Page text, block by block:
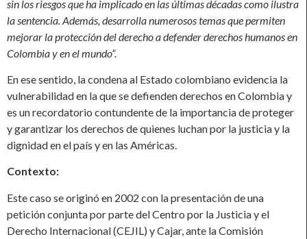
sin los riesgos que ha implicado en las últimas décadas como ilustra
la sentencia. Además, desarrolla numerosos temas que permiten
mejorar la protección del derecho a defender derechos humanos en
Colombia y en el mundo”.
En ese sentido, la condena al Estado colombiano evidencia la
vulnerabilidad en la que se defienden derechos en Colombia y
es un recordatorio contundente de la importancia de proteger
y garantizar los derechos de quienes luchan por la justicia y la
dignidad en el país y en las Américas.
Contexto:
Este caso se originó en 2002 con la presentación de una
petición conjunta por parte del Centro por la Justicia y el
Derecho Internacional (CEJIL) y Cajar, ante la Comisión